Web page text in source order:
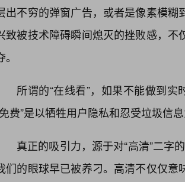
出不穷的弹窗广告，或者是像素模
致被技术障碍瞬间熄灭的挫败感，
。
所谓的“在线看”，如果不能做到
费”是以牺牲用户隐私和忍受垃圾信
真正的吸引力，源于对“高清”二字
们的眼球早已被养刁。高清不仅仅